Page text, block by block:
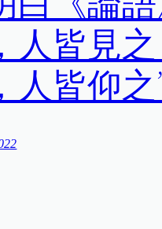
人皆見
人皆仰之